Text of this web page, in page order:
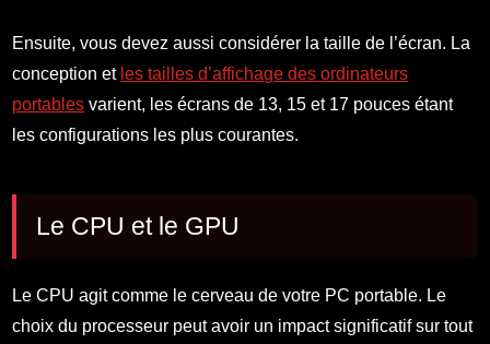
Ensuite, vous devez aussi considérer la taille de l’écran. La
conception et les tailles d’affichage des ordinateurs
portables varient, les écrans de 13, 15 et 17 pouces étant
les configurations les plus courantes.
Le CPU et le GPU
Le CPU agit comme le cerveau de votre PC portable. Le
choix du processeur peut avoir un impact significatif sur tout